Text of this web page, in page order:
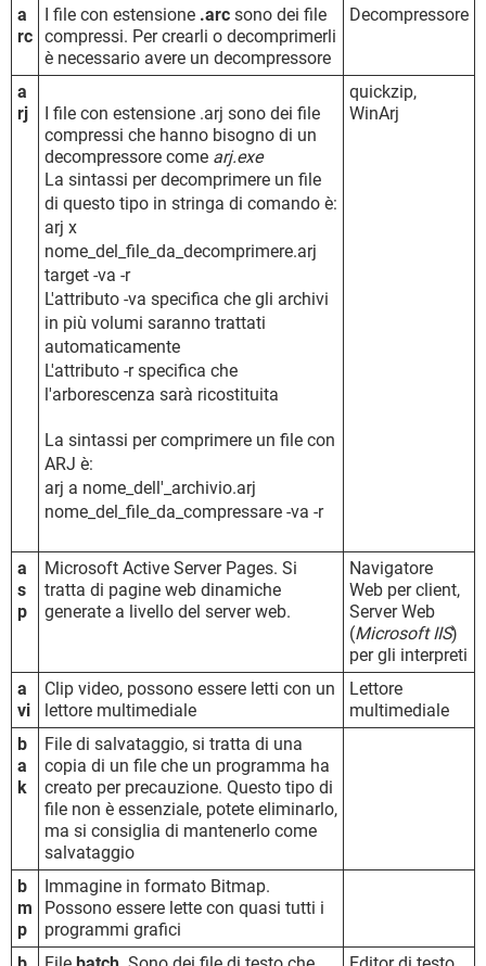
a
rc
I file con estensione .arc sono dei file
compressi. Per crearli o decomprimerli
è necessario avere un decompressore
Decompressore
a
rj
I file con estensione .arj sono dei file
compressi che hanno bisogno di un
decompressore come arj.exe
La sintassi per decomprimere un file
di questo tipo in stringa di comando è:
arj x
nome_del_file_da_decomprimere.arj
target -va -r
L'attributo -va specifica che gli archivi
in più volumi saranno trattati
automaticamente
L'attributo -r specifica che
l'arborescenza sarà ricostituita
La sintassi per comprimere un file con
ARJ è:
arj a nome_dell'_archivio.arj
nome_del_file_da_compressare -va -r
quickzip,
WinArj
a
s
p
Microsoft Active Server Pages. Si
tratta di pagine web dinamiche
generate a livello del server web.
Navigatore
Web per client,
Server Web
(Microsoft IIS)
per gli interpreti
a
vi
Clip video, possono essere letti con un
lettore multimediale
Lettore
multimediale
b
a
k
File di salvataggio, si tratta di una
copia di un file che un programma ha
creato per precauzione. Questo tipo di
file non è essenziale, potete eliminarlo,
ma si consiglia di mantenerlo come
salvataggio
b
m
p
Immagine in formato Bitmap.
Possono essere lette con quasi tutti i
programmi grafici